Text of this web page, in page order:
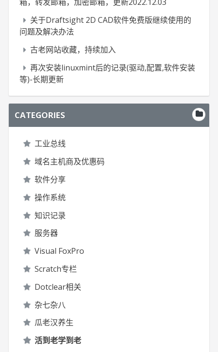
关于Draftsight 2D CAD软件免费版继续使用的
问题及解决办法
古老网站收藏，持续加入
再次安装linuxmint后的记录(驱动,配置,软件安装
等)-长期更新
CATEGORIES
工业总线
域名主机商及优惠码
软件分享
操作系统
知识记录
服务器
Visual FoxPro
Scratch专栏
Dotclear相关
杂七杂八
瓜老汉养生
活到老学到老